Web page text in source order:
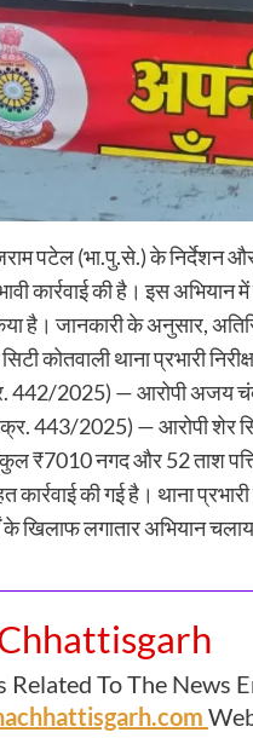
पटेल (भा.पु.से.) के
कार्रवाई की है। इस
है। जानकारी के अनुसार,
कोतवाली थाना प्रभारी
क्र. 442/2025) — आरोपी
क्र. 443/2025) — आरोपी शेर
कुल ₹7010 नगद और 52 ताश
कार्रवाई की गई है। थाना
लगातार अभियान
Related To The News